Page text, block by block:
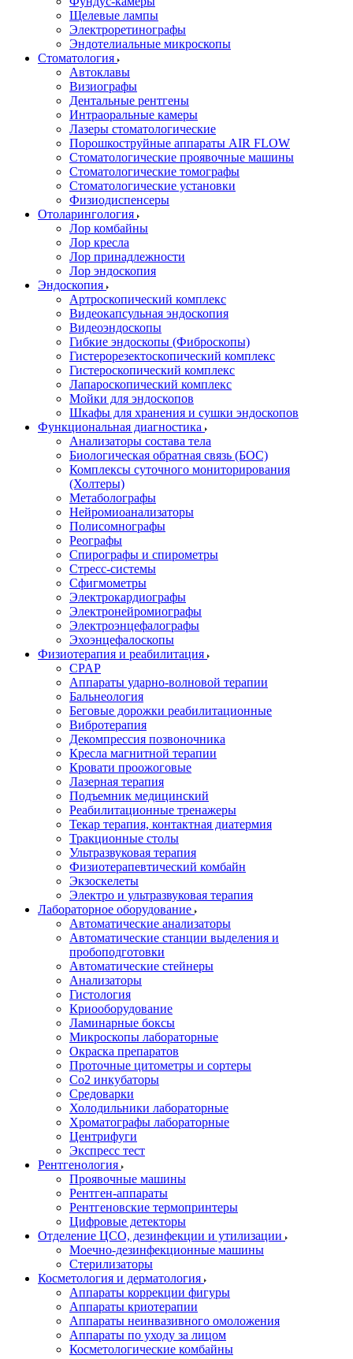
Щелевые лампы
Электроретинографы
Эндотелиальные микроскопы
Стоматология
Автоклавы
Визиографы
Дентальные рентгены
Интраоральные камеры
Лазеры стоматологические
Порошкоструйные аппараты AIR FLOW
Стоматологические проявочные машины
Стоматологические томографы
Стоматологические установки
Физиодиспенсеры
Отоларингология
Лор комбайны
Лор кресла
Лор принадлежности
Лор эндоскопия
Эндоскопия
Артроскопический комплекс
Видеокапсульная эндоскопия
Видеоэндоскопы
Гибкие эндоскопы (Фиброcкопы)
Гистерорезектоскопический комплекс
Гистероскопический комплекс
Лапароскопический комплекс
Мойки для эндоскопов
Шкафы для хранения и сушки эндоскопов
Функциональная диагностика
Анализаторы состава тела
Биологическая обратная связь (БОС)
Комплексы суточного мониторирования
(Холтеры)
Метаболографы
Нейромиоанализаторы
Полисомнографы
Реографы
Спирографы и спирометры
Стресс-системы
Сфигмометры
Электрокардиографы
Электронейромиографы
Электроэнцефалографы
Эхоэнцефалоскопы
Физиотерапия и реабилитация
CPAP
Аппараты ударно-волновой терапии
Бальнеология
Беговые дорожки реабилитационные
Вибротерапия
Декомпрессия позвоночника
Кресла магнитной терапии
Кровати проожоговые
Лазерная терапия
Подъемник медицинский
Реабилитационные тренажеры
Текар терапия, контактная диатермия
Тракционные столы
Ультразвуковая терапия
Физиотерапевтический комбайн
Экзоскелеты
Электро и ультразвуковая терапия
Лабораторное оборудование
Автоматические анализаторы
Автоматические станции выделения и
пробоподготовки
Автоматические стейнеры
Анализаторы
Гистология
Криооборудование
Ламинарные боксы
Микроскопы лабораторные
Окраска препаратов
Проточные цитометры и сортеры
Со2 инкубаторы
Средоварки
Холодильники лабораторные
Хроматографы лабораторные
Центрифуги
Экспресс тест
Рентгенология
Проявочные машины
Рентген-аппараты
Рентгеновские термопринтеры
Цифровые детекторы
Отделение ЦСО, дезинфекции и утилизации
Моечно-дезинфекционные машины
Стерилизаторы
Косметология и дерматология
Аппараты коррекции фигуры
Аппараты криотерапии
Аппараты неинвазивного омоложения
Аппараты по уходу за лицом
Косметологические комбайны